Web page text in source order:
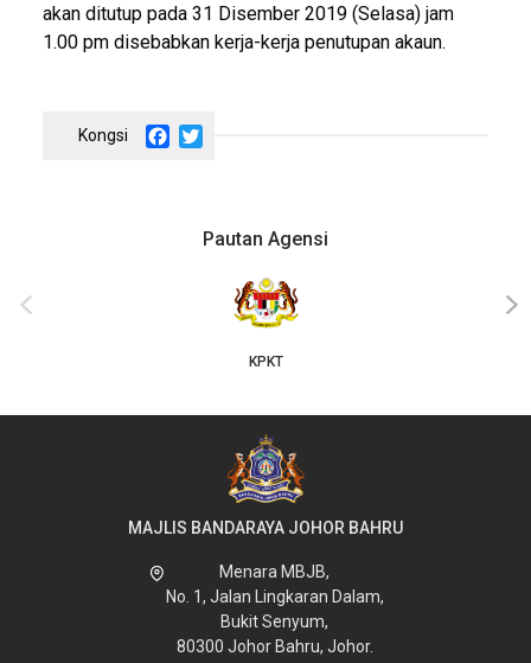
akan ditutup pada 31 Disember 2019 (Selasa) jam
1.00 pm disebabkan kerja-kerja penutupan akaun.
Facebook
Pautan Agensi
KPKT
‹ ›
MAJLIS BANDARAYA JOHOR BAHRU
Menara MBJB,
No. 1, Jalan Lingkaran Dalam,
Bukit Senyum,
80300 Johor Bahru, Johor.